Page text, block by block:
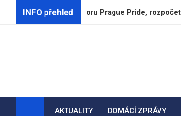
INFO přehled
podporu Prague Pride, rozpočet klesá
AKTUALITY DOMÁCÍ ZPRÁVY